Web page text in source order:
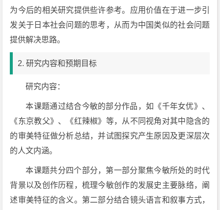
为今后的相关研究提供些许参考。应用价值在于进一步引
发关于日本社会问题的思考，从而为中国类似的社会问题
提供解决思路。
2. 研究内容和预期目标
研究内容：
本课题通过结合今敏的部分作品，如《千年女优》、
《东京教父》、《红辣椒》等，从不同视角对其中隐含的
的审美特征做分析总结，并试图探究产生原因及更深层次
的人文内涵。
本课题共分四个部分，第一部分聚焦今敏所处的时代
背景以及创作历程，梳理今敏创作的发展史主要脉络，阐
述审美特征的含义。第二部分结合镜头语言和叙事方式，